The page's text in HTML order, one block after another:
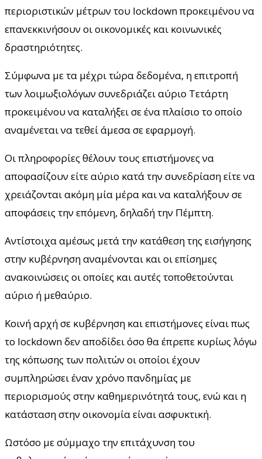
περιοριστικών μέτρων του lockdown προκειμένου να
επανεκκινήσουν οι οικονομικές και κοινωνικές
δραστηριότητες.
Σύμφωνα με τα μέχρι τώρα δεδομένα, η επιτροπή
των λοιμωξιολόγων συνεδριάζει αύριο Τετάρτη
προκειμένου να καταλήξει σε ένα πλαίσιο το οποίο
αναμένεται να τεθεί άμεσα σε εφαρμογή.
Οι πληροφορίες θέλουν τους επιστήμονες να
αποφασίζουν είτε αύριο κατά την συνεδρίαση είτε να
χρειάζονται ακόμη μία μέρα και να καταλήξουν σε
αποφάσεις την επόμενη, δηλαδή την Πέμπτη.
Αντίστοιχα αμέσως μετά την κατάθεση της εισήγησης
στην κυβέρνηση αναμένονται και οι επίσημες
ανακοινώσεις οι οποίες και αυτές τοποθετούνται
αύριο ή μεθαύριο.
Κοινή αρχή σε κυβέρνηση και επιστήμονες είναι πως
τo lockdown δεν αποδίδει όσο θα έπρεπε κυρίως λόγω
της κόπωσης των πολιτών οι οποίοι έχουν
συμπληρώσει έναν χρόνο πανδημίας με
περιορισμούς στην καθημερινότητά τους, ενώ και η
κατάσταση στην οικονομία είναι ασφυκτική.
Ωστόσο με σύμμαχο την επιτάχυνση του